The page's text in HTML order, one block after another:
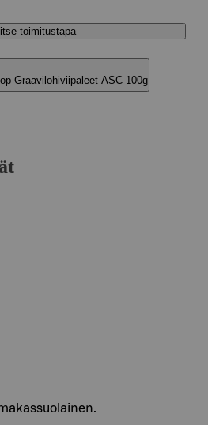
toimitustapa
Graavilohiviipaleet ASC 100g